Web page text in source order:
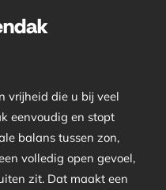
vrijheid die u bij veel
eenvoudig en stopt
balans tussen zon,
volledig open gevoel,
zit. Dat maakt een